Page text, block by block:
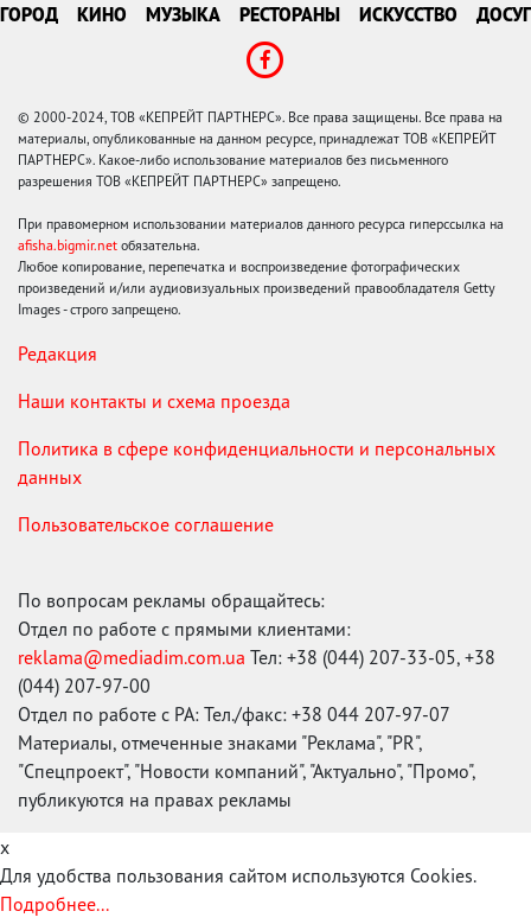
ГОРОД КИНО МУЗЫКА РЕСТОРАНЫ ИСКУССТВО ДОСУГ
© 2000-2024, ТОВ «КЕПРЕЙТ ПАРТНЕРС». Все права защищены. Все права на
материалы, опубликованные на данном ресурсе, принадлежат ТОВ «КЕПРЕЙТ
ПАРТНЕРС». Какое-либо использование материалов без письменного
разрешения ТОВ «КЕПРЕЙТ ПАРТНЕРС» запрещено.
При правомерном использовании материалов данного ресурса гиперссылка на
afisha.bigmir.net обязательна.
Любое копирование, перепечатка и воспроизведение фотографических
произведений и/или аудиовизуальных произведений правообладателя Getty
Images - строго запрещено.
Редакция
Наши контакты и схема проезда
Политика в сфере конфиденциальности и персональных
данных
Пользовательское соглашение
По вопросам рекламы обращайтесь:
Отдел по работе с прямыми клиентами:
reklama@mediadim.com.ua Тел: +38 (044) 207-33-05, +38
(044) 207-97-00
Отдел по работе с РА: Тел./факс: +38 044 207-97-07
Материалы, отмеченные знаками "Реклама", "PR",
"Спецпроект", "Новости компаний", "Актуально", "Промо",
публикуются на правах рекламы
x
Для удобства пользования сайтом используются Cookies.
Подробнее...